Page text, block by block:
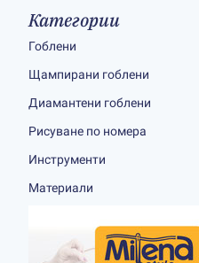
Категории
Гоблени
Щампирани гоблени
Диамантени гоблени
Рисуване по номера
Инструменти
Материали